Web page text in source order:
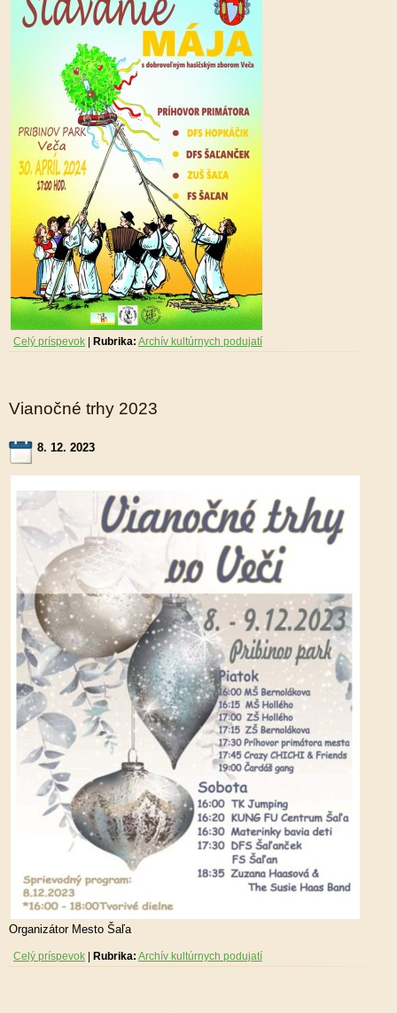
Celý príspevok Rubrika: Archív kultúrnych podujatí
Vianočné trhy 2023
8. 12. 2023
Organizátor Mesto Šaľa
Celý príspevok Rubrika: Archív kultúrnych podujatí